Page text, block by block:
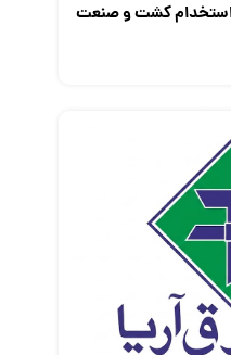
کشت و صنعت